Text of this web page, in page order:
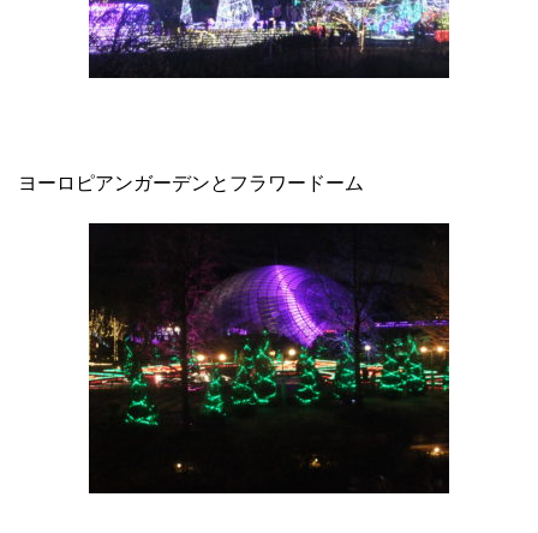
ヨーロピアンガーデンとフラワードーム